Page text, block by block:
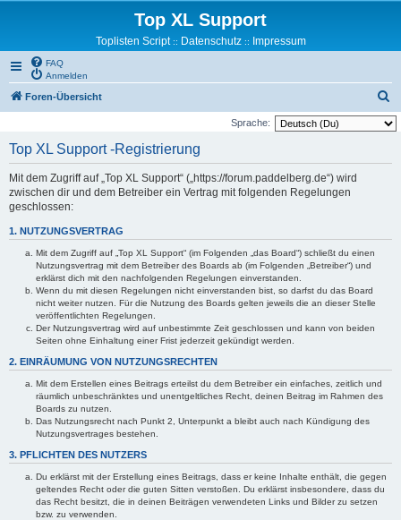
Top XL Support
Toplisten Script:: Datenschutz:: Impressum
FAQ
Anmelden
Foren-Übersicht
u
Sprache:
Top XL Support -Registrierung
Mit dem Zugriff auf „Top XL Support“ („https://forum.paddelberg.de“) wird
zwischen dir und dem Betreiber ein Vertrag mit folgenden Regelungen
geschlossen:
1. NUTZUNGSVERTRAG
Mit dem Zugriff auf „Top XL Support“ (im Folgenden „das Board“) schließt du einen
Nutzungsvertrag mit dem Betreiber des Boards ab (im Folgenden „Betreiber“) und
erklärst dich mit den nachfolgenden Regelungen einverstanden.
Wenn du mit diesen Regelungen nicht einverstanden bist, so darfst du das Board
nicht weiter nutzen. Für die Nutzung des Boards gelten jeweils die an dieser Stelle
veröffentlichten Regelungen.
Der Nutzungsvertrag wird auf unbestimmte Zeit geschlossen und kann von beiden
Seiten ohne Einhaltung einer Frist jederzeit gekündigt werden.
2. EINRÄUMUNG VON NUTZUNGSRECHTEN
Mit dem Erstellen eines Beitrags erteilst du dem Betreiber ein einfaches, zeitlich und
räumlich unbeschränktes und unentgeltliches Recht, deinen Beitrag im Rahmen des
Boards zu nutzen.
Das Nutzungsrecht nach Punkt 2, Unterpunkt a bleibt auch nach Kündigung des
Nutzungsvertrages bestehen.
3. PFLICHTEN DES NUTZERS
Du erklärst mit der Erstellung eines Beitrags, dass er keine Inhalte enthält, die gegen
geltendes Recht oder die guten Sitten verstoßen. Du erklärst insbesondere, dass du
das Recht besitzt, die in deinen Beiträgen verwendeten Links und Bilder zu setzen
bzw. zu verwenden.